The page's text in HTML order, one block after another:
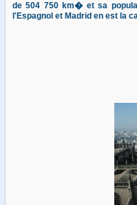
de 504 750 km� et sa
l'Espagnol et Madrid en est la